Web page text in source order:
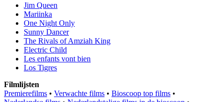
Jim Queen
Mariinka
One Night Only
Sunny Dancer
The Rivals of Amziah King
Electric Child
Les enfants vont bien
Los Tigres
Filmlijsten
Premierefilms • Verwachte films • Bioscoop top films •